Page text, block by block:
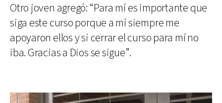
Otro joven agregó: “Para mí es importante que
siga este curso porque a mí siempre me
apoyaron ellos y si cerrar el curso para mí no
iba. Gracias a Dios se sigue”.